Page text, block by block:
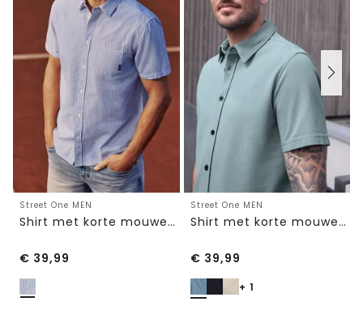
Street One MEN
Shirt met korte mouwen, borstzak en strepen
€ 39,99
Street One MEN
Shirt met korte mouwen in piquékwaliteit
€ 39,99
+ 1